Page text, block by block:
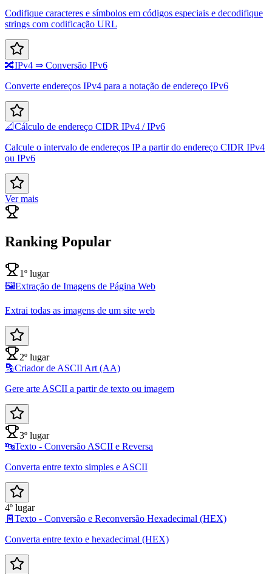
Codifique caracteres e símbolos em códigos especiais e decodifique
strings com codificação URL
🔀IPv4 ⇒ Conversão IPv6
Converte endereços IPv4 para a notação de endereço IPv6
📐Cálculo de endereço CIDR IPv4 / IPv6
Calcule o intervalo de endereços IP a partir do endereço CIDR IPv4
ou IPv6
Ver mais
Ranking Popular
1º lugar
🖼️Extração de Imagens de Página Web
Extrai todas as imagens de um site web
2º lugar
🔡Criador de ASCII Art (AA)
Gere arte ASCII a partir de texto ou imagem
3º lugar
🔤Texto - Conversão ASCII e Reversa
Converta entre texto simples e ASCII
4º lugar
🧾 Texto - Conversão e Reconversão Hexadecimal (HEX)
Converta entre texto e hexadecimal (HEX)